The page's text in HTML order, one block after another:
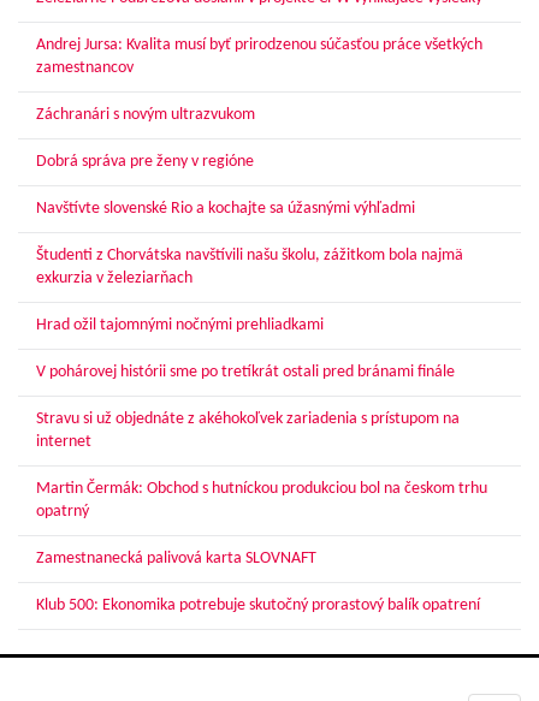
Andrej Jursa: Kvalita musí byť prirodzenou súčasťou práce všetkých
zamestnancov
Záchranári s novým ultrazvukom
Dobrá správa pre ženy v regióne
Navštívte slovenské Rio a kochajte sa úžasnými výhľadmi
Študenti z Chorvátska navštívili našu školu, zážitkom bola najmä
exkurzia v železiarňach
Hrad ožil tajomnými nočnými prehliadkami
V pohárovej histórii sme po tretíkrát ostali pred bránami finále
Stravu si už objednáte z akéhokoľvek zariadenia s prístupom na
internet
Martin Čermák: Obchod s hutníckou produkciou bol na českom trhu
opatrný
Zamestnanecká palivová karta SLOVNAFT
Klub 500: Ekonomika potrebuje skutočný prorastový balík opatrení